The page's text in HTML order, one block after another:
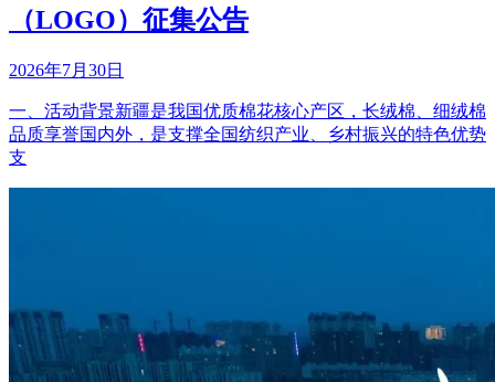
（LOGO）征集公告
2026年7月30日
一、活动背景新疆是我国优质棉花核心产区，长绒棉、细绒棉
品质享誉国内外，是支撑全国纺织产业、乡村振兴的特色优势
支